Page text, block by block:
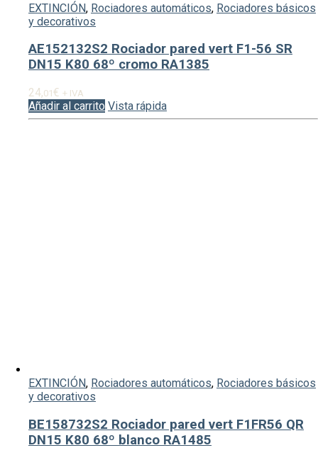
EXTINCIÓN, Rociadores automáticos, Rociadores básicos
y decorativos
AE152132S2 Rociador pared vert F1-56 SR
DN15 K80 68º cromo RA1385
24,01€ + IVA
Añadir al carrito Vista rápida
EXTINCIÓN, Rociadores automáticos, Rociadores básicos
y decorativos
BE158732S2 Rociador pared vert F1FR56 QR
DN15 K80 68º blanco RA1485